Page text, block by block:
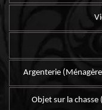
Argenterie
Objet sur la